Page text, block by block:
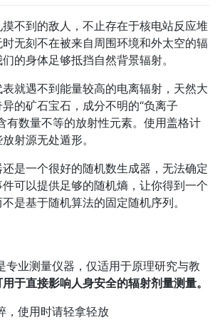
不到的敌人，不止存在于核电站反应堆
无刻不在被来自周围环境和外太空的辐
的身体足够抵挡自然背景辐射。
就遇不到能量较高的电离辐射，天然大
的矿石宝石，成分不明的“负离子
有数量不等的放射性元素。使用盖格计
射源无处遁形。
是一个很好的随机数生成器，无法确定
可以提供足够的随机熵，让你得到一个
是基于随机算法的固定随机序列。
业测量仪器，仅适用于原理研究与教
于直接影响人身安全的辐射剂量测量。
使用时请轻拿轻放